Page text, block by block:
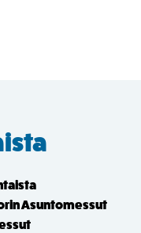
Asuntomessut